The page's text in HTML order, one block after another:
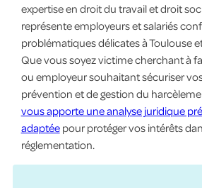
expertise en droit du travail et droit
représente employeurs et salariés
problématiques délicates à Toulouse
Que vous soyez victime cherchant à
ou employeur souhaitant sécuriser
prévention et de gestion du
vous apporte une analyse juridique
adaptéepour protéger vos intérêts
réglementation.